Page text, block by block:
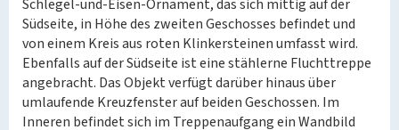
Schlegel-und-Eisen-Ornament, das sich mittig auf der
Südseite, in Höhe des zweiten Geschosses befindet und
von einem Kreis aus roten Klinkersteinen umfasst wird.
Ebenfalls auf der Südseite ist eine stählerne Fluchttreppe
angebracht. Das Objekt verfügt darüber hinaus über
umlaufende Kreuzfenster auf beiden Geschossen. Im
Inneren befindet sich im Treppenaufgang ein Wandbild